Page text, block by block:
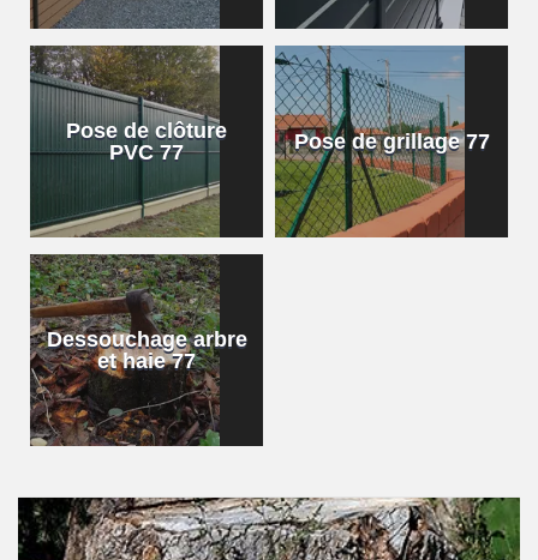
Pose de clôture
PVC 77
Pose de grillage 77
Dessouchage arbre
et haie 77